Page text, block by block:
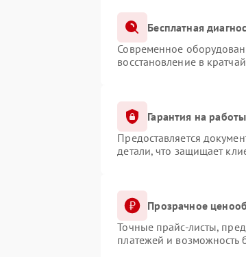
Бесплатная
Современное
восстановление в
Гарантия на
Предоставляется
детали, что защищает
Прозрачное
Точные прайс-листы,
платежей и возможность